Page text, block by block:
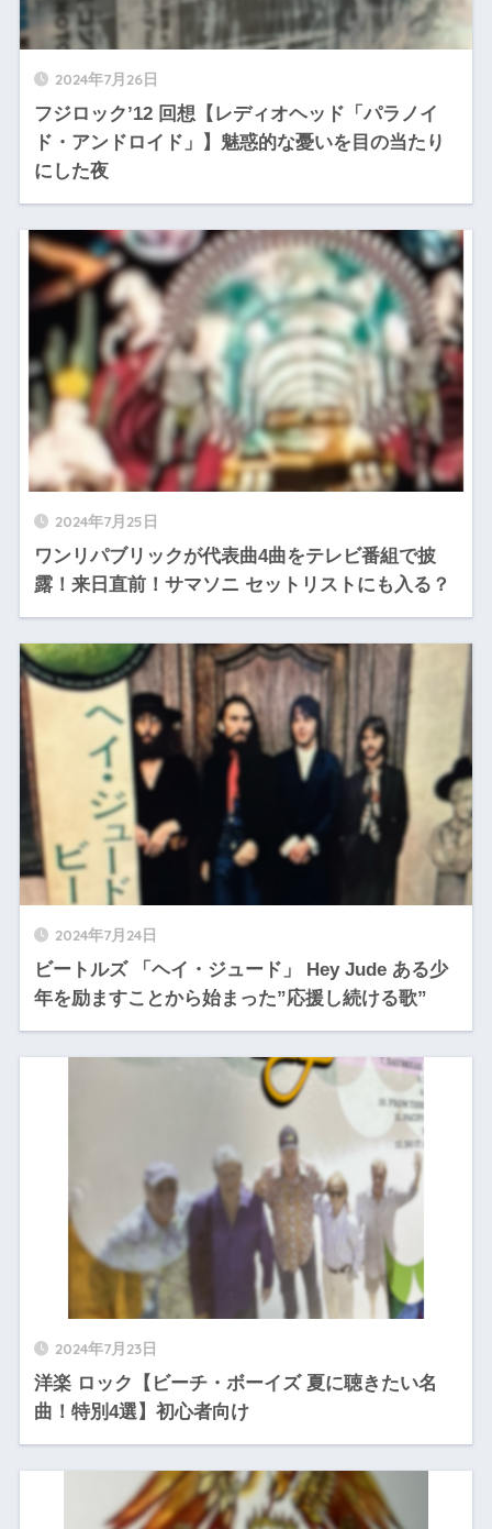
2024年7月26日
フジロック’12 回想【レディオヘッド「パラノイ
ド・アンドロイド」】魅惑的な憂いを目の当たり
にした夜
2024年7月25日
ワンリパブリックが代表曲4曲をテレビ番組で披
露！来日直前！サマソニ セットリストにも入る？
2024年7月24日
ビートルズ 「ヘイ・ジュード」 Hey Jude ある少
年を励ますことから始まった”応援し続ける歌”
2024年7月23日
洋楽 ロック【ビーチ・ボーイズ 夏に聴きたい名
曲！特別4選】初心者向け